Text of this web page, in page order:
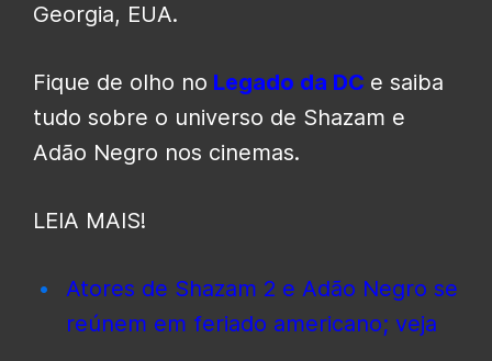
Georgia, EUA.
Fique de olho no Legado da DC e saiba
tudo sobre o universo de Shazam e
Adão Negro nos cinemas.
LEIA MAIS!
Atores de Shazam 2 e Adão Negro se
reúnem em feriado americano; veja